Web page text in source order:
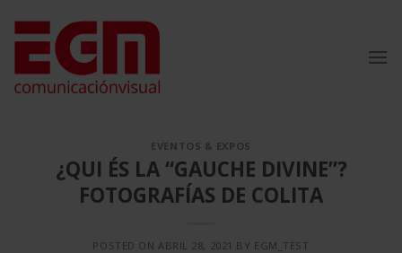
contenido
EVENTOS & EXPOS
¿QUI ÉS LA “GAUCHE DIVINE”?
FOTOGRAFÍAS DE COLITA
POSTED ON ABRIL 28, 2021 BY EGM_TEST